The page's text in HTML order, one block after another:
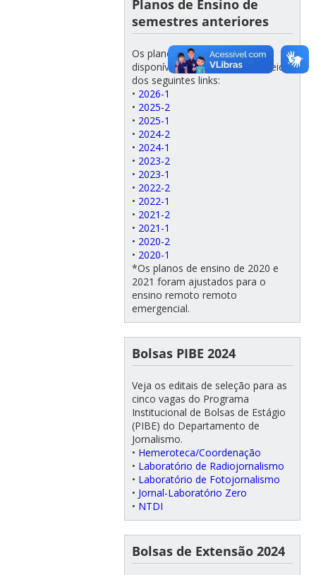
Planos de Ensino de
semestres anteriores
Os planos de ensino estão
disponíveis para acesso por meio
dos seguintes links:
• 2026-1
• 2025-2
• 2025-1
• 2024-2
• 2024-1
• 2023-2
• 2023-1
• 2022-2
• 2022-1
• 2021-2
• 2021-1
• 2020-2
• 2020-1
*Os planos de ensino de 2020 e
2021 foram ajustados para o
ensino remoto remoto
emergencial.
Bolsas PIBE 2024
Veja os editais de seleção para as
cinco vagas do Programa
Institucional de Bolsas de Estágio
(PIBE) do Departamento de
Jornalismo.
• Hemeroteca/Coordenação
• Laboratório de Radiojornalismo
• Laboratório de Fotojornalismo
• Jornal-Laboratório Zero
• NTDI
Bolsas de Extensão 2024